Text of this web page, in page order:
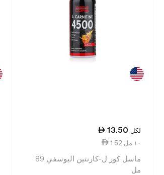
13.50 لكل
1.52 ١٠ مل
ماسل كور ل-كارنتين اليوسفي 89
مل